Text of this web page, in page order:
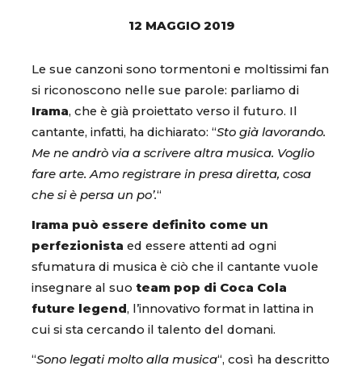
12 MAGGIO 2019
Le sue canzoni sono tormentoni e moltissimi fan
si riconoscono nelle sue parole: parliamo di
Irama, che è già proiettato verso il futuro. Il
cantante, infatti, ha dichiarato: “Sto già lavorando.
Me ne andrò via a scrivere altra musica. Voglio
fare arte. Amo registrare in presa diretta, cosa
che si è persa un po’.“
Irama può essere definito come un
perfezionista ed essere attenti ad ogni
sfumatura di musica è ciò che il cantante vuole
insegnare al suo team pop di Coca Cola
future legend, l’innovativo format in lattina in
cui si sta cercando il talento del domani.
“Sono legati molto alla musica“, così ha descritto